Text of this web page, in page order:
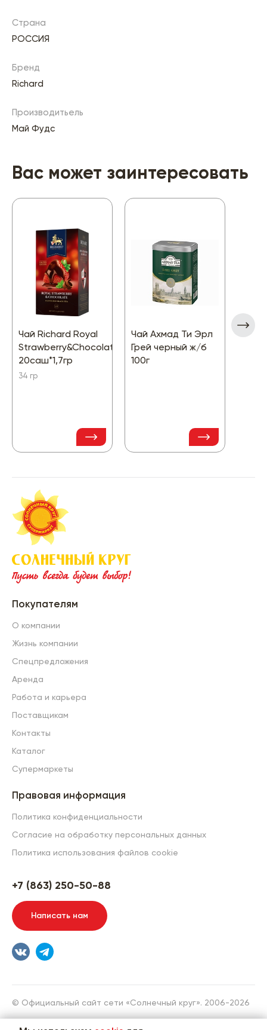
Страна
РОССИЯ
Бренд
Richard
Производитьель
Май Фудс
Вас может заинтересовать
Чай Richard Royal
Strawberry&Chocolate
20саш*1,7гр
34 гр
Чай Ахмад Ти Эрл
Грей черный ж/б
100г
Чай
Покупателям
О компании
Жизнь компании
Спецпредложения
Аренда
Работа и карьера
Поставщикам
Контакты
Каталог
Супермаркеты
Правовая информация
Политика конфиденциальности
Согласие на обработку персональных данных
Политика использования файлов cookie
+7 (863) 250-50-88
Написать нам
© Официальный сайт сети «Солнечный круг». 2006-2026
Разработка сайта